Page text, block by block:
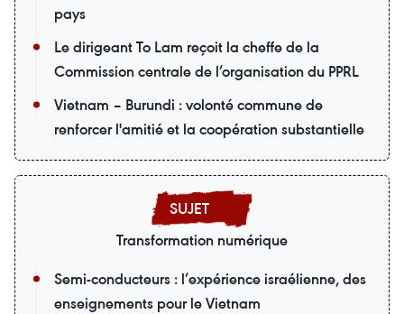
pays
Le dirigeant To Lam reçoit la cheffe de la
Commission centrale de l’organisation du PPRL
Vietnam – Burundi : volonté commune de
renforcer l'amitié et la coopération substantielle
Transformation numérique
Semi-conducteurs : l’expérience israélienne, des
enseignements pour le Vietnam